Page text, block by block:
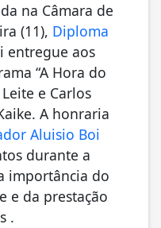
na Câmara de
(11), Diploma
entregue aos
“A Hora do
e Carlos
A honraria
Aluisio Boi
durante a
importância do
e da prestação
.